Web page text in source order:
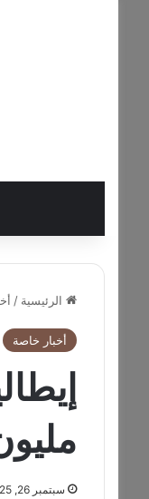
الرئيسية /
أخبار خاصة
سبتمبر 26, 2025